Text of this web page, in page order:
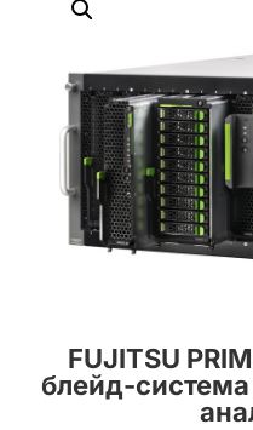
FUJITSU
блейд-